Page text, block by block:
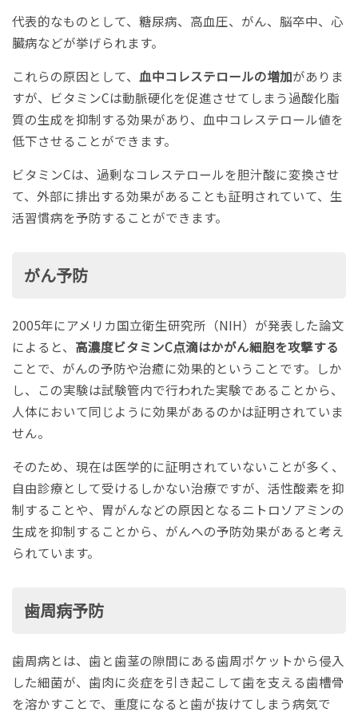
代表的なものとして、糖尿病、高血圧、がん、脳卒中、心
臓病などが挙げられます。
これらの原因として、 血中コレステロールの増加がありま
すが、ビタミンCは動脈硬化を促進させてしまう過酸化脂
質の生成を抑制する効果があり、血中コレステロール値を
低下させることができます。
ビタミンCは、過剰なコレステロールを胆汁酸に変換させ
て、外部に排出する効果があることも証明されていて、生
活習慣病を予防することができます。
がん予防
2005年にアメリカ国立衛生研究所（NIH）が発表した論文
によると、 高濃度ビタミンC点滴はかがん細胞を攻撃する
ことで、がんの予防や治癒に効果的ということです。しか
し、この実験は試験管内で行われた実験であることから、
人体において同じように効果があるのかは証明されていま
せん。
そのため、現在は医学的に証明されていないことが多く、
自由診療として受けるしかない治療ですが、活性酸素を抑
制することや、胃がんなどの原因となるニトロソアミンの
生成を抑制することから、がんへの予防効果があると考え
られています。
歯周病予防
歯周病とは、歯と歯茎の隙間にある歯周ポケットから侵入
した細菌が、歯肉に炎症を引き起こして歯を支える歯槽骨
を溶かすことで、重度になると歯が抜けてしまう病気で